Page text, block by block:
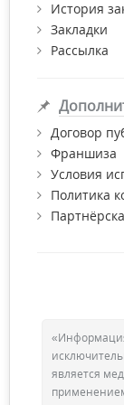
все необходимые
История
Закладки
Рассылка
Договор
Франшиза
Условия
Политика
является